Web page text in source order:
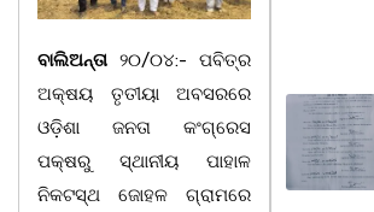
ବାଲିଅନ୍ତା ୨୦/୦୪:- ପବିତ୍ର
ଅକ୍ଷୟ ତୃତୀୟା ଅବସରରେ
ଓଡ଼ିଶା ଜନତା କଂଗ୍ରେସ
ପକ୍ଷରୁ ସ୍ଥାନୀୟ ପାହାଳ
ନିକଟସ୍ଥ ଜୋହଳ ଗ୍ରାମରେ